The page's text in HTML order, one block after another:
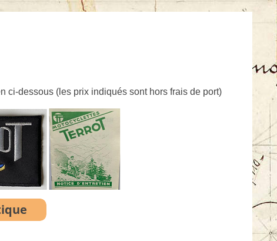
ci-dessous ( les prix indiqués sont hors frais de port)